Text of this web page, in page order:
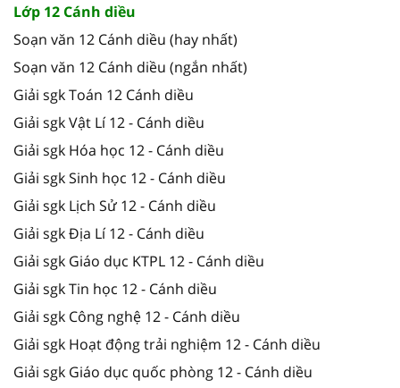
Lớp 12 Cánh diều
Soạn văn 12 Cánh diều (hay nhất)
Soạn văn 12 Cánh diều (ngắn nhất)
Giải sgk Toán 12 Cánh diều
Giải sgk Vật Lí 12 - Cánh diều
Giải sgk Hóa học 12 - Cánh diều
Giải sgk Sinh học 12 - Cánh diều
Giải sgk Lịch Sử 12 - Cánh diều
Giải sgk Địa Lí 12 - Cánh diều
Giải sgk Giáo dục KTPL 12 - Cánh diều
Giải sgk Tin học 12 - Cánh diều
Giải sgk Công nghệ 12 - Cánh diều
Giải sgk Hoạt động trải nghiệm 12 - Cánh diều
Giải sgk Giáo dục quốc phòng 12 - Cánh diều